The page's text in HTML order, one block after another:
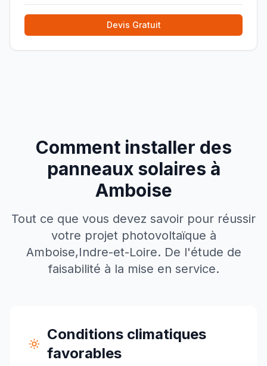
Devis Gratuit
Comment installer des
panneaux solaires à
Amboise
Tout ce que vous devez savoir pour réussir
votre projet photovoltaïque à
Amboise,Indre-et-Loire. De l'étude de
faisabilité à la mise en service.
Conditions climatiques
favorables